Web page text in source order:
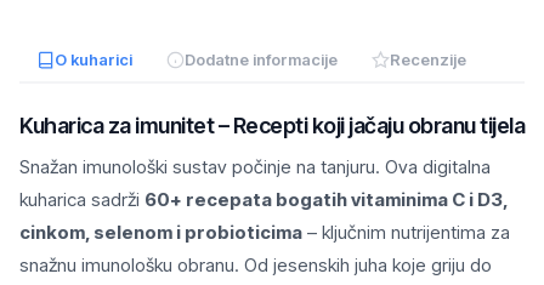
O kuharici Dodatne informacije Recenzije
Kuharica za imunitet – Recepti koji jačaju obranu tijela
Snažan imunološki sustav počinje na tanjuru. Ova digitalna
kuharica sadrži 60+ recepata bogatih vitaminima C i D3,
cinkom, selenom i probioticima – ključnim nutrijentima za
snažnu imunološku obranu. Od jesenskih juha koje griju do